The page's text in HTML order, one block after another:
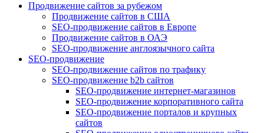
Продвижение сайтов за рубежом
Продвижение сайтов в США
SEO-продвижение сайтов в Европе
Продвижение сайтов в ОАЭ
SEO-продвижение англоязычного сайта
SEO-продвижение
SEO-продвижение сайтов по трафику
SEO-продвижение b2b сайтов
SEO-продвижение интернет-магазинов
SEO-продвижение корпоративного сайта
SEO-продвижение порталов и крупных
сайтов